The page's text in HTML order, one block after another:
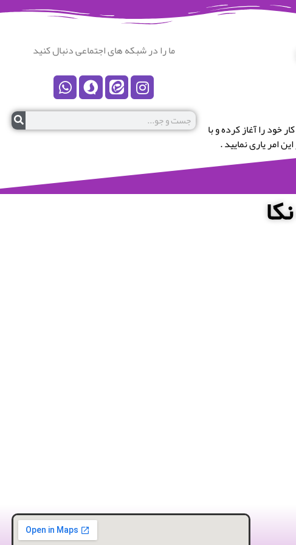
به پایگاه خبری و تفریحی شهرستان نکا خوش آمدید.این پایگاه در سال 1399 کار خود را آغاز کرده و با
امر یاری نمایید .
ما را در شبکه های اجتماعی دنبال کنید